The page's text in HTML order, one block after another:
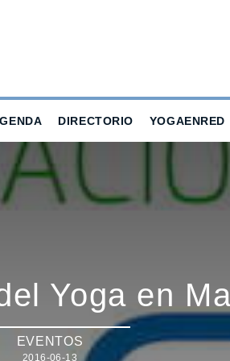
DIRECTORIO YOGAENRED
Yoga en
EVENTOS
2016-06-13